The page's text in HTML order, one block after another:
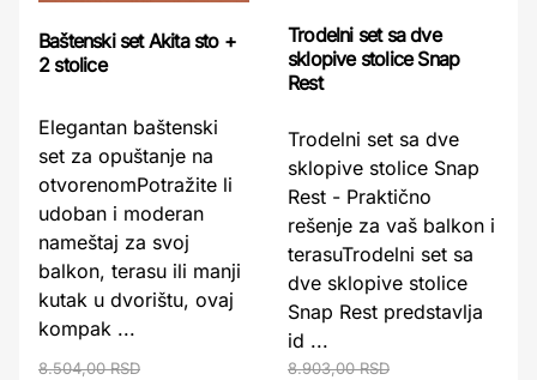
Baštenski set Akita sto +
2 stolice
Elegantan baštenski
set za opuštanje na
otvorenomPotražite li
udoban i moderan
nameštaj za svoj
balkon, terasu ili manji
kutak u dvorištu, ovaj
kompak ...
8.504,00 RSD
Trodelni set sa dve
sklopive stolice Snap
Rest
Trodelni set sa dve
sklopive stolice Snap
Rest - Praktično
rešenje za vaš balkon i
terasuTrodelni set sa
dve sklopive stolice
Snap Rest predstavlja
id ...
8.903,00 RSD